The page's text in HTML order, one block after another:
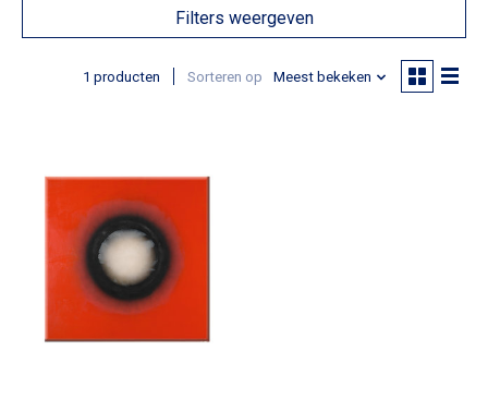
Filters weergeven
1 producten Sorteren op Meest bekeken